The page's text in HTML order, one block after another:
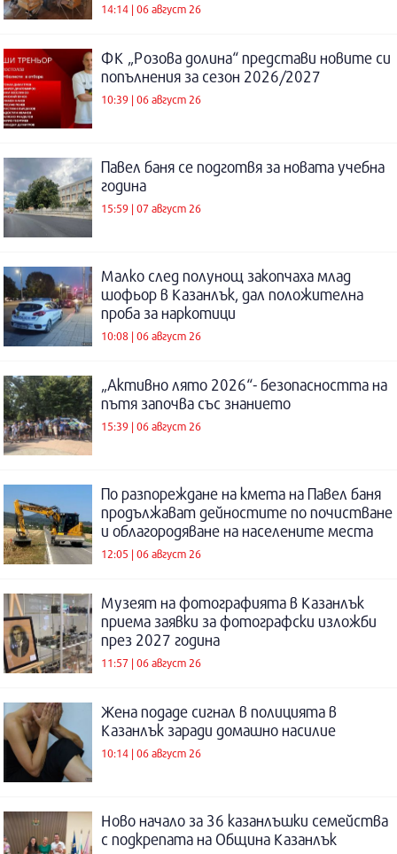
14:14 | 06 август 26
ФК „Розова долина“ представи новите си
попълнения за сезон 2026/2027
10:39 | 06 август 26
Павел баня се подготвя за новата учебна
година
15:59 | 07 август 26
Малко след полунощ закопчаха млад
шофьор в Казанлък, дал положителна
проба за наркотици
10:08 | 06 август 26
„Активно лято 2026“- безопасността на
пътя започва със знанието
15:39 | 06 август 26
По разпореждане на кмета на Павел баня
продължават дейностите по почистване
и облагородяване на населените места
12:05 | 06 август 26
Музеят на фотографията в Казанлък
приема заявки за фотографски изложби
през 2027 година
11:57 | 06 август 26
Жена подаде сигнал в полицията в
Казанлък заради домашно насилие
10:14 | 06 август 26
Ново начало за 36 казанлъшки семейства
с подкрепата на Община Казанлък